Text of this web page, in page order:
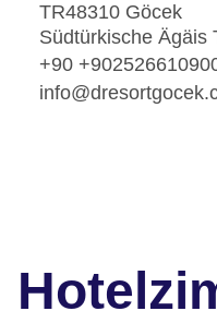
TR48310 Göcek
Südtürkische Ägäis
+90